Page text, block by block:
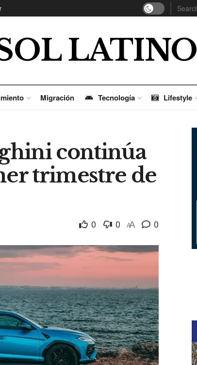
LATINO
Migración Tecnología Lifestyle
continúa
trimestre de
0 0 AA 0